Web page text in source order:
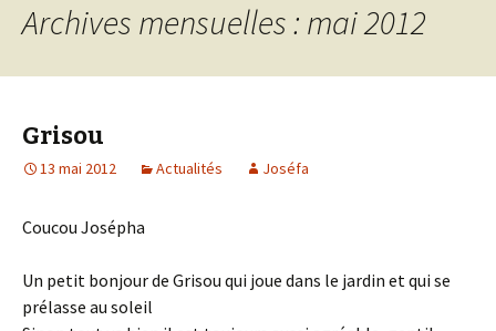
Archives mensuelles : mai 2012
Grisou
13 mai 2012 Actualités Joséfa
Coucou Josépha
Un petit bonjour de Grisou qui joue dans le jardin et qui se
prélasse au soleil